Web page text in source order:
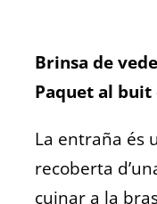
Brinsa de
Paquet al buit
La entraña és
recoberta
cuinar a la